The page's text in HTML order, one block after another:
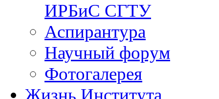
ИРБиС СГТУ
Аспирантура
Научный форум
Фотогалерея
Жизнь Института